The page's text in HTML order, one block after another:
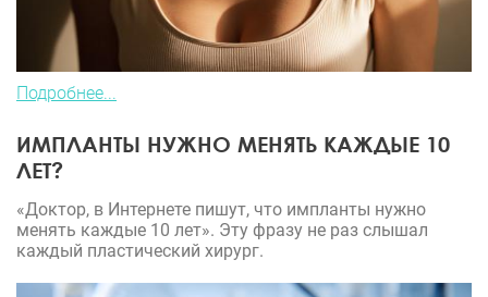
Подробнее...
ИМПЛАНТЫ НУЖНО МЕНЯТЬ КАЖДЫЕ 10
ЛЕТ?
«Доктор, в Интернете пишут, что импланты нужно
менять каждые 10 лет». Эту фразу не раз слышал
каждый пластический хирург.